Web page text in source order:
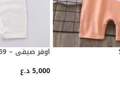
اوفر صيفي – 59
5,000 د.ع